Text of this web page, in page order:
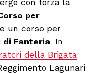
per
e un corso per
Fanteria. In
della Brigata
Lagunari